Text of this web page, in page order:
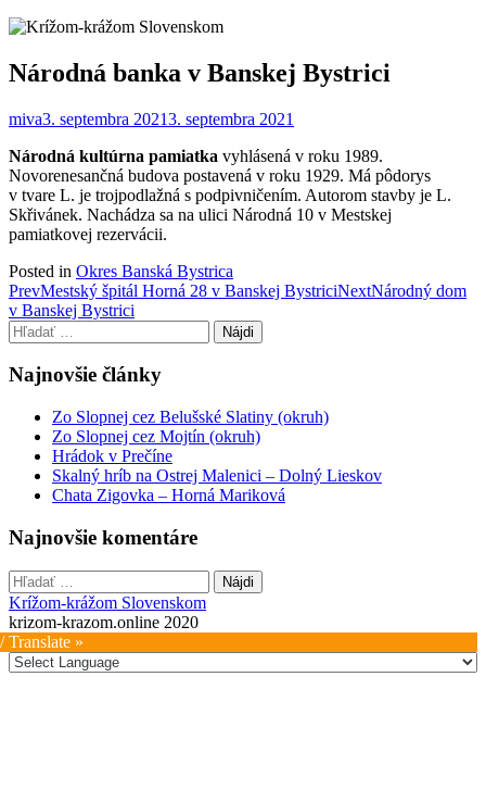
Národná banka v Banskej Bystrici
miva3. septembra 20213. septembra 2021
Národná kultúrna pamiatka vyhlásená v roku 1989.
Novorenesančná budova postavená v roku 1929. Má pôdorys
v tvare L. je trojpodlažná s podpivničením. Autorom stavby je L.
Skřivánek. Nachádza sa na ulici Národná 10 v Mestskej
pamiatkovej rezervácii.
Posted in Okres Banská Bystrica
Post
navigation
PrevMestský špitál Horná 28 v Banskej BystriciNextNárodný dom
v Banskej Bystrici
Hľadať:
Najnovšie články
Zo Slopnej cez Belušské Slatiny (okruh)
Zo Slopnej cez Mojtín (okruh)
Hrádok v Prečíne
Skalný hríb na Ostrej Malenici – Dolný Lieskov
Chata Zigovka – Horná Mariková
Najnovšie komentáre
Hľadať:
Krížom-krážom Slovenskom
krizom-krazom.online 2020
Translate »